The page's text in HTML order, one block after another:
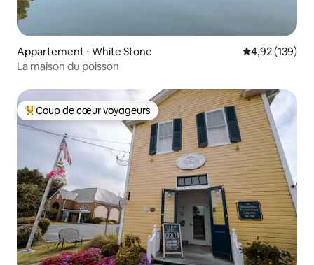
Appartement ⋅ White Stone Évaluation
4,92 (139)
La maison du poisson
Coups de cœur voyageurs les plus appréciés
Coup de cœur voyageurs